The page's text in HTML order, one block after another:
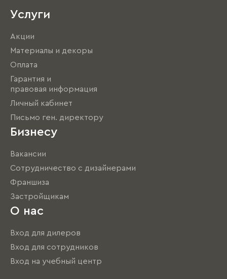
Услуги
Акции
Материалы и декоры
Оплата
Гарантия и
правовая информация
Личный кабинет
Письмо ген. директору
Бизнесу
Вакансии
Сотрудничество с дизайнерами
Франшиза
Застройщикам
О нас
Вход для дилеров
Вход для сотрудников
Вход на учебный центр